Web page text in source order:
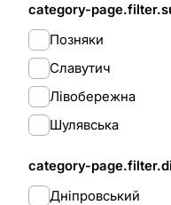
category-
Позняки
Славутич
Лівобережна
Шулявська
category-
Дніпровський